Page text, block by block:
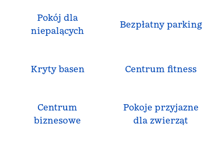
Pokój dla
niepalących
Bezpłatny parking
Kryty basen Centrum fitness
Centrum
biznesowe
Pokoje przyjazne
dla zwierząt